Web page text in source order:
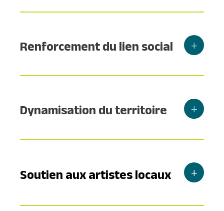
Renforcement du lien social
Dynamisation du territoire
Soutien aux artistes locaux